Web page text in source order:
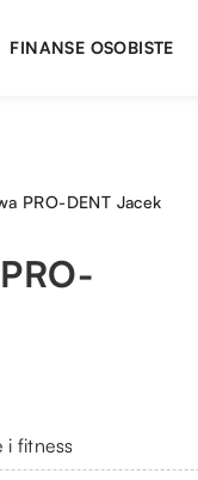
FINANSE OSOBISTE
PRO-DENT Jacek
i fitness